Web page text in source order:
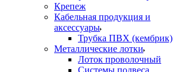
Крепеж
Кабельная продукция и
аксессуары
Трубка ПВХ (кембрик)
Металлические лотки
Лоток проволочный
Системы подвеса